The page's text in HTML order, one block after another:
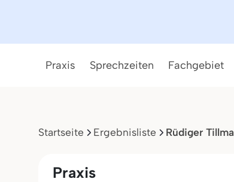
Praxis Sprechzeiten Fachgebiet
Startseite Ergebnisliste Rüdiger
Praxis